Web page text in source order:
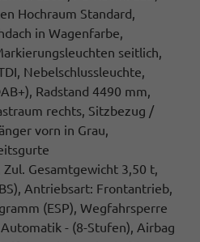
Hochraum Standard,
in Wagenfarbe,
seitlich,
Nebelschlussleuchte,
Radstand 4490 mm,
rechts, Sitzbezug /
vorn in Grau,
Gesamtgewicht 3,50 t,
Antriebsart: Frontantrieb,
(ESP), Wegfahrsperre
- (8-Stufen), Airbag